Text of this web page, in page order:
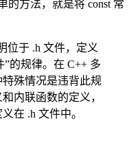
的方法，就是将 const 常
位于 .h 文件，定义
”的规律。在 C++ 多
殊情况是违背此规
内联函数的定义，
在 .h 文件中。